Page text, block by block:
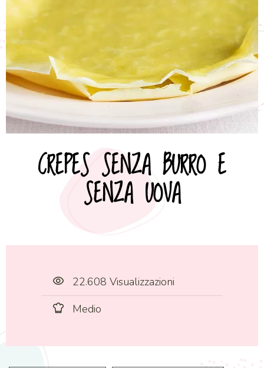
CREPES SENZA BURRO E
SENZA UOVA
22.608 Visualizzazioni
Medio